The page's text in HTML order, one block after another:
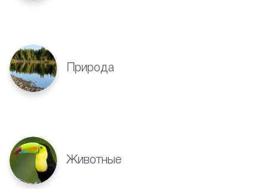
Природа
Животные